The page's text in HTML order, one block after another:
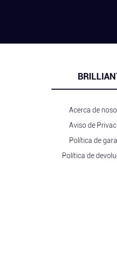
Acerca de
Aviso de
Política de
Política de